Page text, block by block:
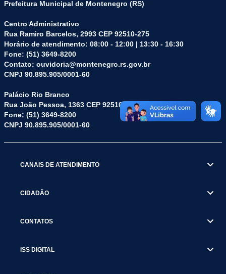
Prefeitura Municipal de Montenegro (RS)
Centro Administrativo
Rua Ramiro Barcelos, 2993 CEP 92510-275
Horário de atendimento: 08:00 - 12:00 | 13:30 - 16:30
Fone: (51) 3649-8200
Contato: ouvidoria@montenegro.rs.gov.br
CNPJ 90.895.905/0001-60
Palácio Rio Branco
Rua João Pessoa, 1363 CEP 92510-045
Fone: (51) 3649-8200
CNPJ 90.895.905/0001-60
CANAIS DE ATENDIMENTO
CIDADÃO
CONTATOS
ISS DIGITAL